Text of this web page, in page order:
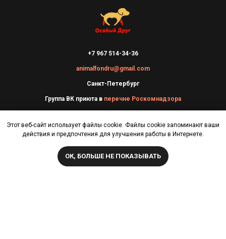
Этот веб-сайт использует файлы cookie. Файлы cookie запоминают ваши
действия и предпочтения для улучшения работы в Интернете.
ОК, БОЛЬШЕ НЕ ПОКАЗЫВАТЬ
+7 967 514-34-36
animalfondru@gmail.com
Санкт-Петербург
Группа ВК приюта в перечне Роскомнадзора
ИНФОРМАЦИЯ КАК НАМ ПОМОЧЬ